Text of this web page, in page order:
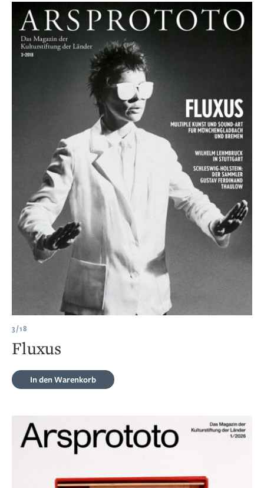
3/18
Fluxus
In den Warenkorb